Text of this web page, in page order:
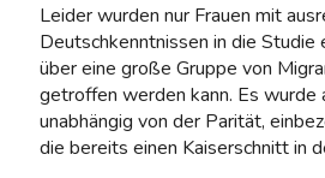
Leider wurden nur Frauen mit
Deutschkenntnissen in die Studie
über eine große Gruppe von
getroffen werden kann. Es wurde
unabhängig von der Parität,
die bereits einen Kaiserschnitt in